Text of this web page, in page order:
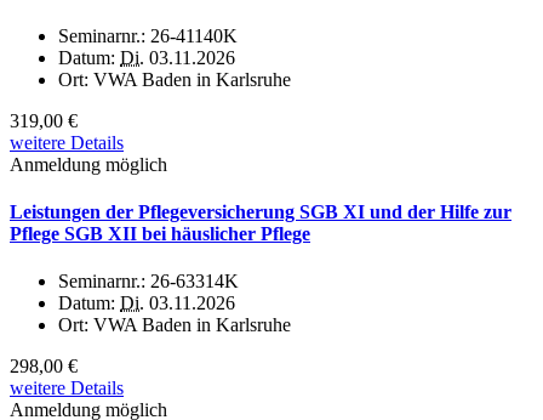
Seminarnr.: 26-41140K
Datum: Di. 03.11.2026
Ort: VWA Baden in Karlsruhe
319,00 €
weitere Details
Anmeldung möglich
Leistungen der Pflegeversicherung SGB XI und der Hilfe zur
Pflege SGB XII bei häuslicher Pflege
Seminarnr.: 26-63314K
Datum: Di. 03.11.2026
Ort: VWA Baden in Karlsruhe
298,00 €
weitere Details
Anmeldung möglich